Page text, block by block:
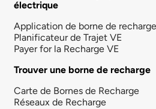
électrique
Application de borne de recharge
Planificateur de Trajet VE
Payer for la Recharge VE
Trouver une borne de recharge
Carte de Bornes de Recharge
Réseaux de Recharge